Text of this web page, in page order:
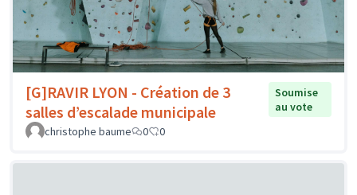
[G]RAVIR LYON - Création de 3
salles d’escalade municipale
Soumise
au vote
christophe baume
0 0